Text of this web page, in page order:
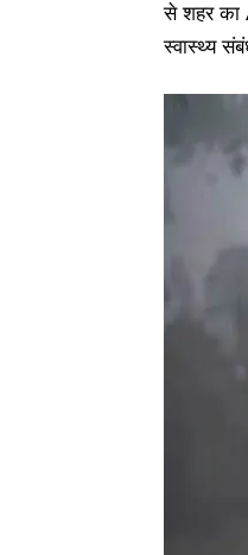
से शहर का
स्वास्थ्य